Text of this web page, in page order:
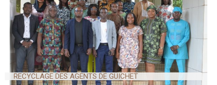
RECYCLAGE DES AGENTS DE GUICHET